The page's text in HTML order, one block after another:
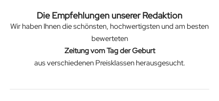
Die Empfehlungen unserer Redaktion
Wir haben Ihnen die schönsten, hochwertigsten und am besten
bewerteten
Zeitung vom Tag der Geburt
aus verschiedenen Preisklassen herausgesucht.